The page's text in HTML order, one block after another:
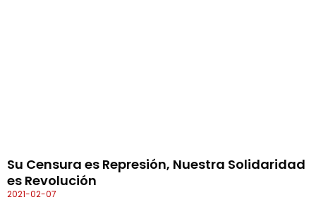
Su Censura es Represión, Nuestra Solidaridad
es Revolución
2021-02-07